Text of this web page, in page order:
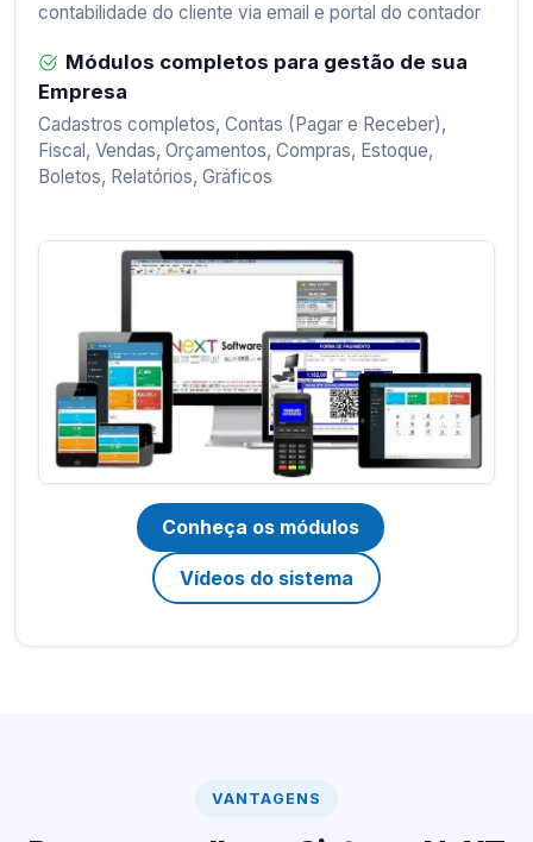
contabilidade do cliente via email e portal do contador
Módulos completos para gestão de sua
Empresa
Cadastros completos, Contas (Pagar e Receber),
Fiscal, Vendas, Orçamentos, Compras, Estoque,
Boletos, Relatórios, Gráficos
Conheça os módulos
Vídeos do sistema
VANTAGENS